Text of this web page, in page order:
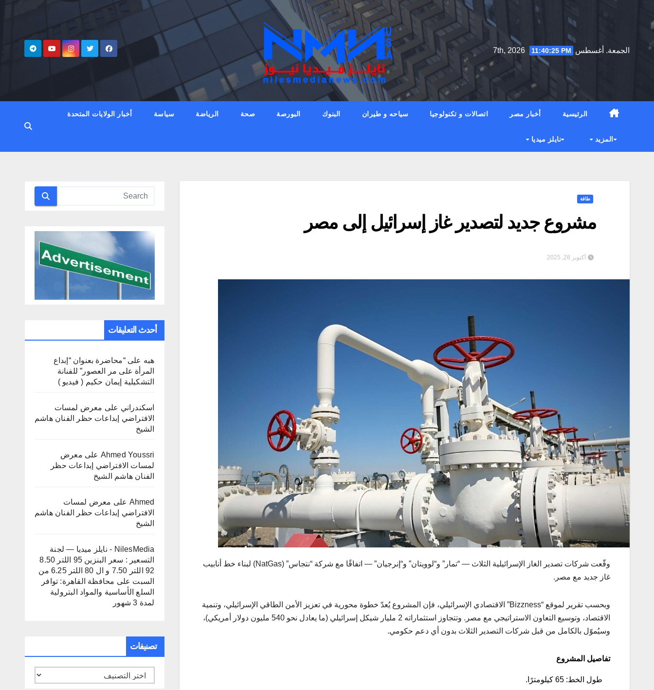
to
الجمعة. أغسطس 7th, 2026
11:40:26 PM
الرئيسية أخبار مصر اتصالات و تكنولوجيا سياحه و طيران البنوك البورصة صحة الرياضة سياسة أخبار الولايات المتحدة
المزيد نايلز ميديا
طاقة
مشروع جديد لتصدير غاز إسرائيل إلى مصر
أكتوبر 28, 2025
وقّعت شركات تصدير الغاز الإسرائيلية الثلاث — “تمار ” و“لوويتان” و“ إنرجيان” — اتفاقًا مع شركة “نتجاس” (NatGas) لبناء خط أنابيب
غاز جديد مع مصر .
وبحسب تقرير لموقع “Bizzness” الاقتصادي الإسرائيلي، فإن المشروع يُعدّ خطوة محورية في تعزيز الأمن الطاقي الإسرائيلي، وتنمية
الاقتصاد، وتوسيع التعاون الاستراتيجي مع مصر. وتتجاوز استثماراته 2 مليار شيكل إسرائيلي (ما يعادل نحو 540 مليون دولار أمريكي)،
وسيُموّل بالكامل من قبل شركات التصدير الثلاث بدون أي دعم حكومي.
تفاصيل المشروع
طول الخط: 65 كيلومترًا.
أحدث التعليقات
هبه على“محاضرة بعنوان “إبداع
المرأة على مر العصور” للفنانة
التشكيلية إيمان حكيم ( فيديو )
اسكندراني على معرض لمسات
الافتراضي إبداعات حظر الفنان هاشم
الشيخ
Ahmed Youssri على معرض
لمسات الافتراضي إبداعات حظر
الفنان هاشم الشيخ
Ahmed على معرض لمسات
الافتراضي إبداعات حظر الفنان هاشم
الشيخ
NilesMedia - نايلز ميديا — لجنة
التسعير : سعر البنزين 95 اللتر 8.50
92 اللتر 7.50 و ال 80 اللتر 6.25 من
السبت على محافظة القاهرة: توافر
السلع الأساسية والمواد البترولية
لمدة 3 شهور
تصنيفات
تصنيفات